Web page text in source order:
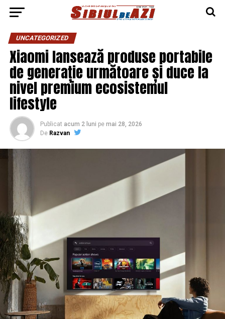
UNCATEGORIZED
Xiaomi lansează produse portabile
de generație următoare și duce la
nivel premium ecosistemul
lifestyle
Publicat acum 2 luni pe mai 28, 2026
De Razvan